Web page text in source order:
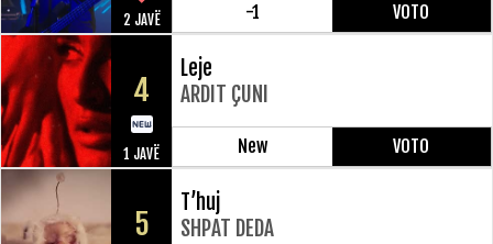
2 JAVË -1 VOTO
4
1 JAVË
Leje
ARDIT ÇUNI
New VOTO
5
T’huj
SHPAT DEDA